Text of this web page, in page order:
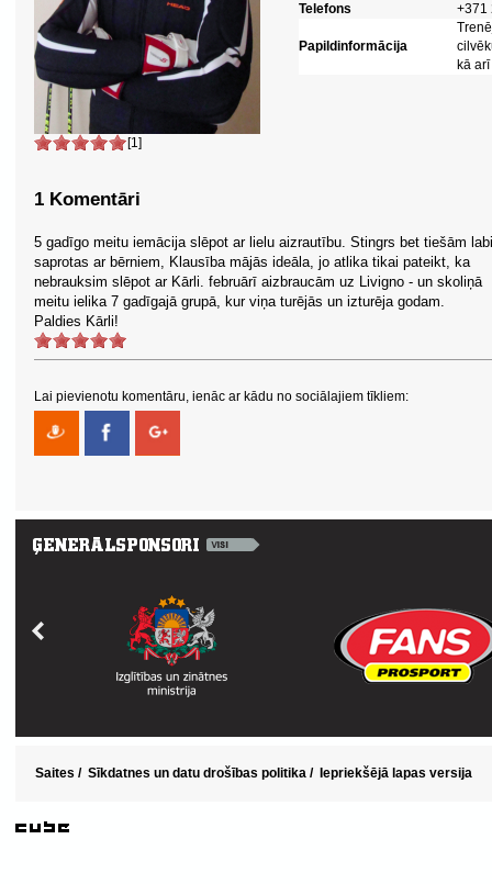
[1]
Telefons
+371
Papildinformācija
kā
1 Komentāri
5 gadīgo meitu iemācija slēpot ar lielu aizrautību. Stingrs bet tiešām labi
saprotas ar bērniem, Klausība mājās ideāla, jo atlika tikai pateikt, ka
nebrauksim slēpot ar Kārli. februārī aizbraucām uz Livigno - un skoliņā
meitu ielika 7 gadīgajā grupā, kur viņa turējās un izturēja godam.
Paldies Kārli!
Lai pievienotu komentāru, ienāc ar kādu no sociālajiem tīkliem:
Saites / Sīkdatnes un datu drošības politika / Iepriekšējā lapas versija